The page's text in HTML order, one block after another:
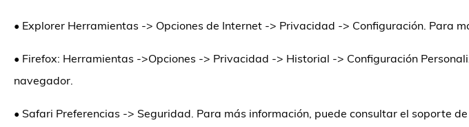
• Explorer Herramientas -> Opciones de Internet -> Privacidad -> Configuración. Para
• Firefox: Herramientas ->Opciones -> Privacidad -> Historial -> Configuración
navegador.
• Safari Preferencias -> Seguridad. Para más información, puede consultar el soporte